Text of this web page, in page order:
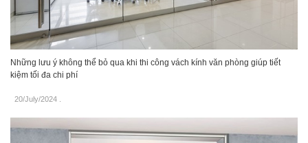
Những lưu ý không thể bỏ qua khi thi công vách kính văn phòng giúp tiết
kiệm tối đa chi phí
20/July/2024